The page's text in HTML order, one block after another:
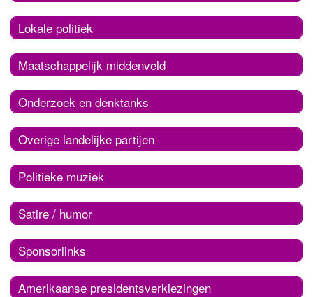
Lokale politiek
Maatschappelijk middenveld
Onderzoek en denktanks
Overige landelijke partijen
Politieke muziek
Satire / humor
Sponsorlinks
Amerikaanse presidentsverkiezingen